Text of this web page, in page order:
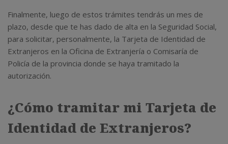
Finalmente, luego de estos trámites tendrás un mes de
plazo, desde que te has dado de alta en la Seguridad Social,
para solicitar, personalmente, la Tarjeta de Identidad de
Extranjeros en la Oficina de Extranjería o Comisaría de
Policía de la provincia donde se haya tramitado la
autorización.
¿Cómo tramitar mi Tarjeta de
Identidad de Extranjeros?